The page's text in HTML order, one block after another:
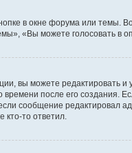
в окне форума или темы.
«Вы можете голосовать в
вы можете редактировать
после его создания.
сообщение редактировал
то ответил.